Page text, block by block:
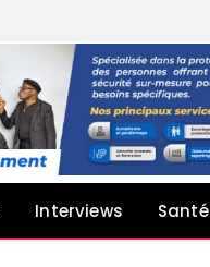
Interviews Santé